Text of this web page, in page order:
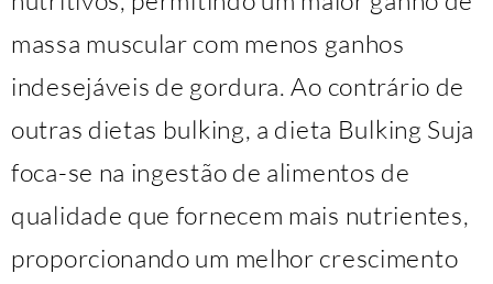
massa muscular com menos ganhos
indesejáveis de gordura. Ao contrário de
outras dietas bulking, a dieta Bulking Suja
foca-se na ingestão de alimentos de
qualidade que fornecem mais nutrientes,
proporcionando um melhor crescimento